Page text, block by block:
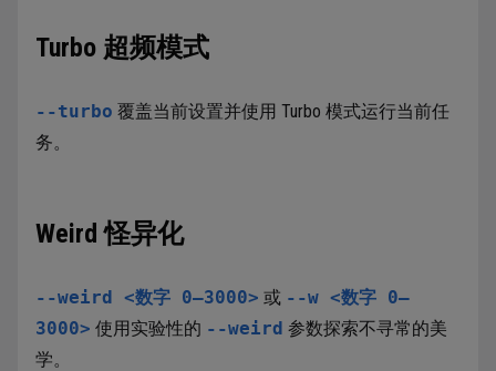
Turbo 超频模式
--turbo 覆盖当前设置并使用 Turbo 模式运行当前任
务。
Weird 怪异化
--weird <数字 0–3000> 或 --w <数字 0–
3000> 使用实验性的 --weird 参数探索不寻常的美
学。